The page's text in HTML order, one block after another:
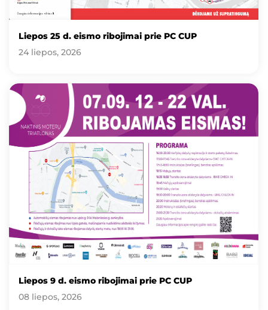
Liepos 25 d. eismo ribojimai prie PC CUP
24 liepos, 2026
Liepos 9 d. eismo ribojimai prie PC CUP
08 liepos, 2026